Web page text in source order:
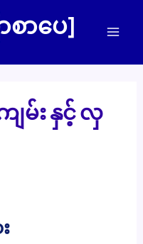
စာပေ]
မ်း နှင့် လှ